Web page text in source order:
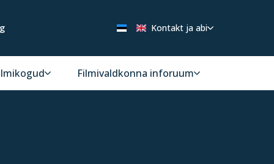
Kontakt ja abi
Filmivaldkonna inforuum